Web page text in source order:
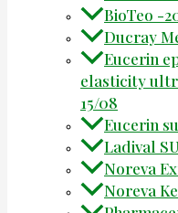
BioTeo -
Ducray
Eucerin
elasticity
15/08
Eucerin
Ladival
Noreva
Noreva